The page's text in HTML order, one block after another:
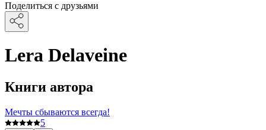
Поделиться с друзьями
Lera Delaveine
Книги автора
Мечты сбываются всегда!
5